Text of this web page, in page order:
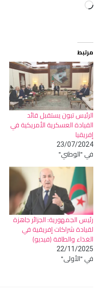
جاري
مرتبط
الرئيس تبون يستقبل قائد
القيادة العسكرية الأمريكية في
إفريقيا
23/07/2024
في "الوطني"
رئيس الجمهورية: الجزائر جاهزة
لقيادة شراكات إفريقية في
الغذاء والطاقة (فيديو)
22/11/2025
في "الأولى"